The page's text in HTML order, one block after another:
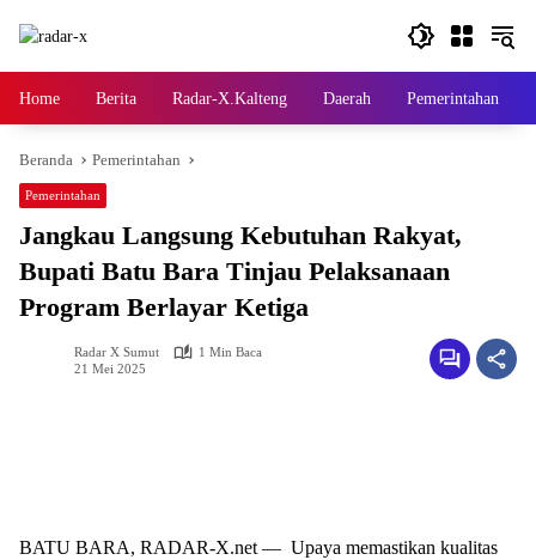
Home Berita Radar-X.Kalteng Daerah Pemerintahan
Beranda Pemerintahan
Pemerintahan
Jangkau Langsung Kebutuhan Rakyat,
Bupati Batu Bara Tinjau Pelaksanaan
Program Berlayar Ketiga
Radar X Sumut
1 Min Baca
21 Mei 2025
BATU BARA, RADAR-X.net — Upaya memastikan kualitas